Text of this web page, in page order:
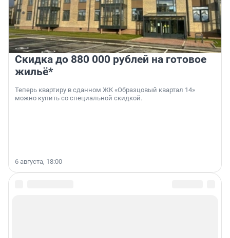
Скидка до 880 000 рублей на готовое
жильё*
Теперь квартиру в сданном ЖК «Образцовый квартал 14»
можно купить со специальной скидкой.
6 августа, 18:00